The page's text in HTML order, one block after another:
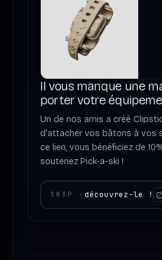
Il vous manque une
porter votre
Un de nos amis a créé
d'attacher vos bâtons à vos
ce lien, vous bénéficiez de
soutenez Pick-a-ski !
SHOP ›découvrez-le !